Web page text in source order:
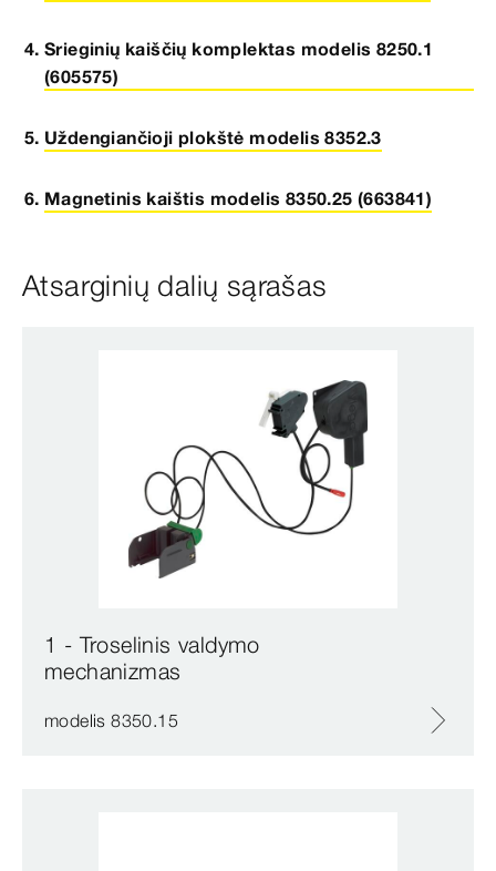
Srieginių kaiščių komplektas modelis 8250.1
(605575)
Uždengiančioji plokštė modelis 8352.3
Magnetinis kaištis modelis 8350.25 (663841)
Atsarginių dalių sąrašas
1 - Troselinis valdymo
mechanizmas
modelis 8350.15